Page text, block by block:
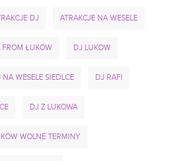
DJ ATRAKCJE NA WESELE
FROM ŁUKÓW DJ LUKOW
NA WESELE SIEDLCE DJ RAFI
DJ Z LUKOWA
WOLNE TERMINY